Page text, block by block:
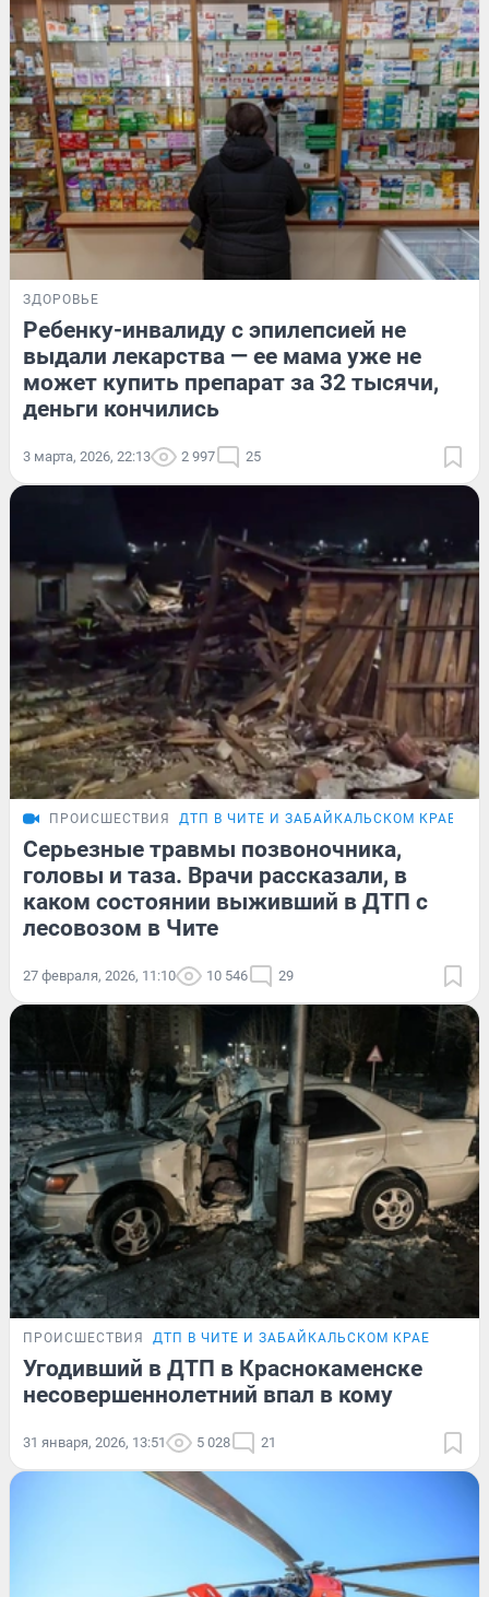
ЗДОРОВЬЕ
Ребенку-инвалиду с эпилепсией не
выдали лекарства — ее мама уже не
может купить препарат за 32 тысячи,
деньги кончились
3 марта, 2026, 22:13 2 997 25
ПРОИСШЕСТВИЯ ДТП В ЧИТЕ И ЗАБАЙКАЛЬСКОМ КРАЕ
Серьезные травмы позвоночника,
головы и таза. Врачи рассказали, в
каком состоянии выживший в ДТП с
лесовозом в Чите
27 февраля, 2026, 11:10 10 546 29
ПРОИСШЕСТВИЯ ДТП В ЧИТЕ И ЗАБАЙКАЛЬСКОМ КРАЕ
Угодивший в ДТП в Краснокаменске
несовершеннолетний впал в кому
31 января, 2026, 13:51 5 028 21